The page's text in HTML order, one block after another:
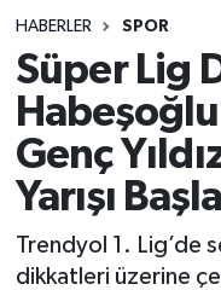
HABERLER SPOR
Süper Lig
Genç
Yarışı
Trendyol 1. Lig’de
dikkatleri üzerine
Eğitim
Sağlık
Teknoloji
Kültür - Sanat
Tüm Manşetler
Son Dakika
Haber Arşivi